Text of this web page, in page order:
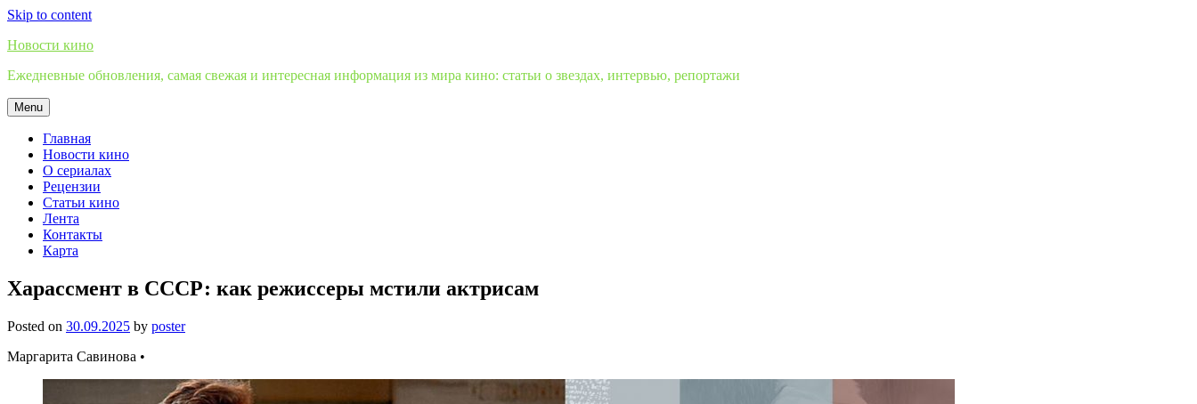
Skip to content
Новости кино
Ежедневные обновления, самая свежая и интересная информация из мира кино: статьи о звездах, интервью, репортажи
Menu
Главная
Новости кино
О сериалах
Рецензии
Статьи кино
Лента
Контакты
Карта
Харассмент в СССР: как режиссеры мстили актрисам
Posted on 30.09.2025 by poster
Маргарита Савинова •